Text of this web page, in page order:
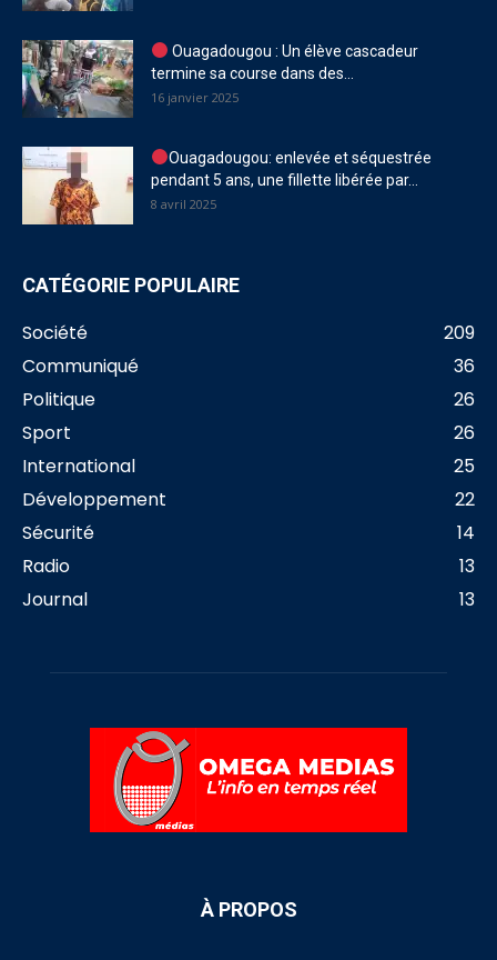
Ouagadougou : Un élève cascadeur
termine sa course dans des...
16 janvier 2025
Ouagadougou: enlevée et séquestrée
pendant 5 ans, une fillette libérée par...
8 avril 2025
CATÉGORIE POPULAIRE
Société
209
Communiqué
36
Politique
26
Sport
26
International
25
Développement
22
Sécurité
14
Radio
13
Journal
13
À PROPOS